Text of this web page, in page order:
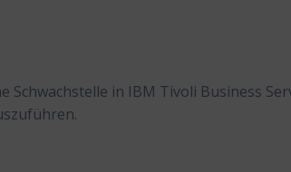
in IBM Tivoli Business